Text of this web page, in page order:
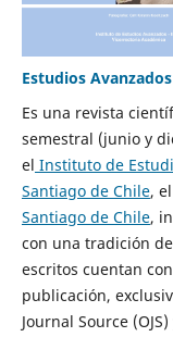
Estudios Avanzados
Es una revista
semestral (junio y
el Instituto de
Santiago de Chile,
Santiago de Chile,
con una tradición
escritos cuentan
publicación,
Journal Source